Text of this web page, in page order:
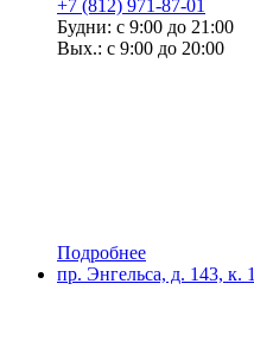
+7 (812) 971-87-01
Будни: с 9:00 до 21:00
Вых.: с 9:00 до 20:00
Подробнее
пр. Энгельса, д. 143, к. 1